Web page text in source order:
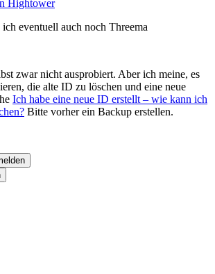
Hightower
ich eventuell auch noch Threema
zwar nicht ausprobiert. Aber ich meine, es
die alte ID zu löschen und eine neue
Ich habe eine neue ID erstellt – wie kann ich
Bitte vorher ein Backup erstellen.